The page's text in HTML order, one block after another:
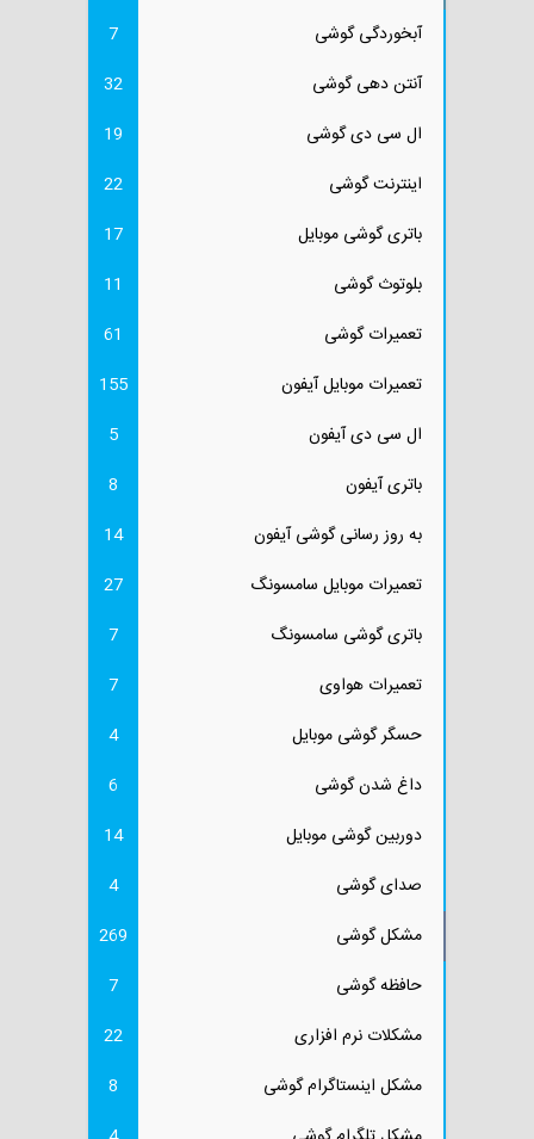
آبخوردگی گوشی
7
آنتن دهی گوشی
32
ال سی دی گوشی
19
اینترنت گوشی
22
باتری گوشی موبایل
17
بلوتوث گوشی
11
تعمیرات گوشی
61
تعمیرات موبایل آیفون
155
ال سی دی آیفون
5
باتری آیفون
8
به روز رسانی گوشی آیفون
14
تعمیرات موبایل سامسونگ
27
باتری گوشی سامسونگ
7
تعمیرات هواوی
7
حسگر گوشی موبایل
4
داغ شدن گوشی
6
دوربین گوشی موبایل
14
صدای گوشی
4
مشکل گوشی
269
حافظه گوشی
7
مشکلات نرم افزاری
22
مشکل اینستاگرام گوشی
8